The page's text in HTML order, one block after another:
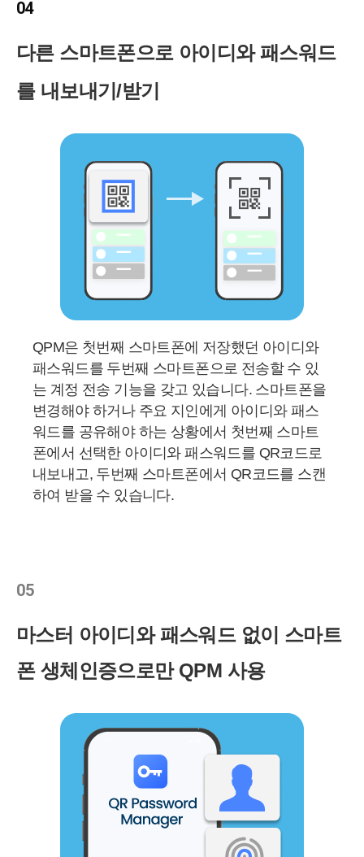
04
다른 스마트폰으로 아이디와 패스워드
를 내보내기/받기
QPM은 첫번째 스마트폰에 저장했던 아이디와
패스워드를 두번째 스마트폰으로 전송할 수 있
는 계정 전송 기능을 갖고 있습니다. 스마트폰을
변경해야 하거나 주요 지인에게 아이디와 패스
워드를 공유해야 하는 상황에서 첫번째 스마트
폰에서 선택한 아이디와 패스워드를 QR코드로
내보내고, 두번째 스마트폰에서 QR코드를 스캔
하여 받을 수 있습니다.
05
마스터 아이디와 패스워드 없이 스마트
폰 생체인증으로만 QPM 사용